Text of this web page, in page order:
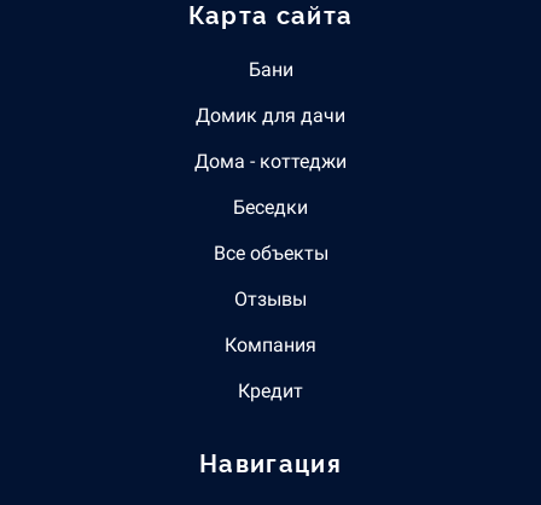
Карта сайта
Бани
Домик для дачи
Дома - коттеджи
Беседки
Все объекты
Отзывы
Компания
Кредит
Навигация